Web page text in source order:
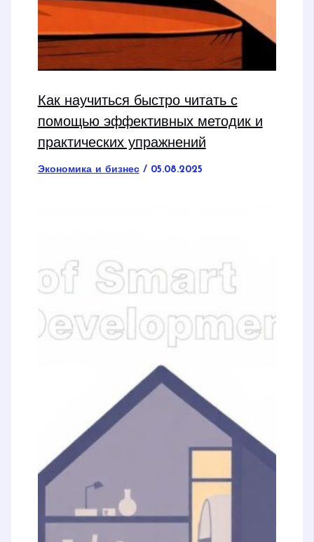
Как научиться быстро читать с
помощью эффективных методик и
практических упражнений
Экономика и бизнес/ 05.08.2025